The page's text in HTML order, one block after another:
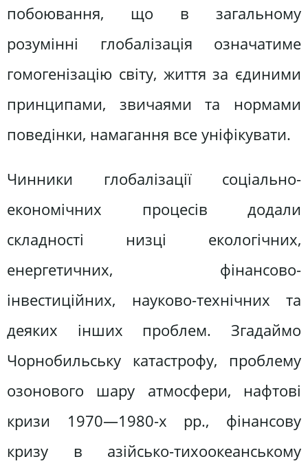
побоювання, що в загальному
розумінні глобалізація означатиме
гомогенізацію світу, життя за єдиними
принципами, звичаями та нормами
поведінки, намагання все уніфікувати.
Чинники глобалізації соціально-
економічних процесів додали
складності низці екологічних,
енергетичних, фінансово-
інвестиційних, науково-технічних та
деяких інших проблем. Згадаймо
Чорнобильську катастрофу, проблему
озонового шару атмосфери, нафтові
кризи 1970—1980-х pp., фінансову
кризу в азійсько-тихоокеанському